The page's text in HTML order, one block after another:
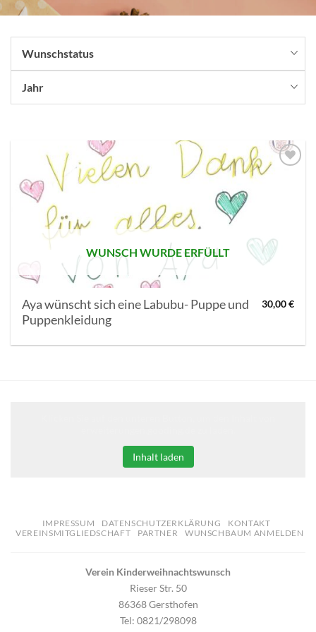
Wunschstatus
Jahr
AUF MEINE
MERKLISTE
SETZEN
WUNSCH WURDE ERFÜLLT
Aya wünscht sich eine Labubu- Puppe und
Puppenkleidung
30,00€
Inhalt laden
IMPRESSUM DATENSCHUTZERKLÄRUNG
KONTAKT
VEREINSMITGLIEDSCHAFT
PARTNER WUNSCHBAUM ANMELDEN
Verein Kinderweihnachtswunsch
Rieser Str. 50
86368 Gersthofen
Tel: 0821/298098